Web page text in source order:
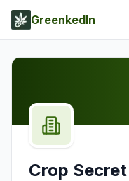
GreenkedIn
Crop Secret